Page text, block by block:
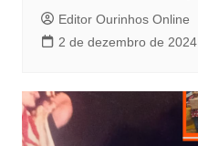
Editor Ourinhos Online
2 de dezembro de 2024